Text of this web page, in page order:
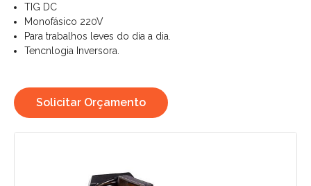
TIG DC
Monofásico 220V
Para trabalhos leves do dia a dia.
Tencnlogia Inversora.
Solicitar Orçamento